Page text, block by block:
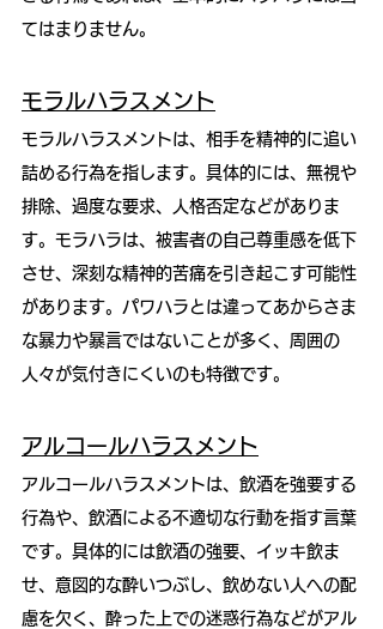
てはまりません。
モラルハラスメント
モラルハラスメントは、相手を精神的に追い
詰める行為を指します。具体的には、無視や
排除、過度な要求、人格否定などがありま
す。モラハラは、被害者の自己尊重感を低下
させ、深刻な精神的苦痛を引き起こす可能性
があります。パワハラとは違ってあからさま
な暴力や暴言ではないことが多く、周囲の
人々が気付きにくいのも特徴です。
アルコールハラスメント
アルコールハラスメントは、飲酒を強要する
行為や、飲酒による不適切な行動を指す言葉
です。具体的には飲酒の強要、イッキ飲ま
せ、意図的な酔いつぶし、飲めない人への配
慮を欠く、酔った上での迷惑行為などがアル